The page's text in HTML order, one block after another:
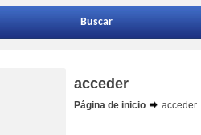
Buscar
acceder
Página de inicio
acceder